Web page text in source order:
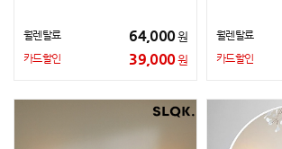
월렌탈료 64,000원
카드할인 39,000원
월렌탈료
카드할인